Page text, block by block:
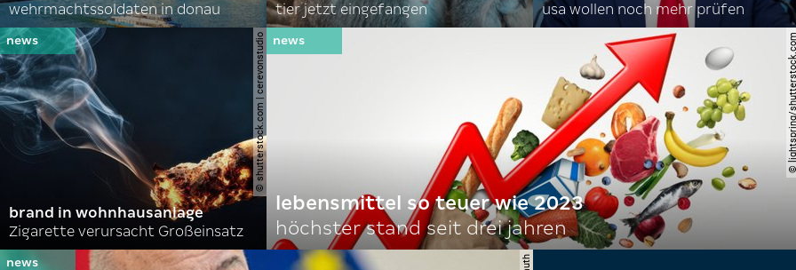
wehrmachtssoldaten in donau
tier jetzt eingefangen
usa wollen noch mehr prüfen
© shutterstock.com | cerevonstudio
brand in wohnhausanlage
Zigarette verursacht Großeinsatz
© lightspring/
lebensmittel so teuer wie 2023
höchster stand seit drei jahren